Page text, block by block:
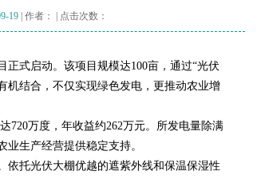
19 | 作者： | 点击次数：
式启动。该项目规模达100亩，通过“光伏
机结合，不仅实现绿色发电，更推动农业增
720万度，年收益约262万元。所发电量除满
生产经营提供稳定支持。
依托光伏大棚优越的遮紫外线和保温保湿性